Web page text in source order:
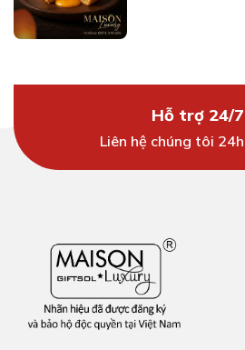
Hỗ trợ 24/7
Liên hệ chúng tôi 24h